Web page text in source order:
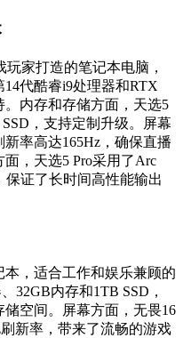
家打造的笔记本电脑，
代酷睿i9处理器和RTX
。内存和存储方面，天选5
，支持定制升级。屏幕
率高达165Hz，确保直播
，天选5 Pro采用了Arc
证了长时间高性能输出
，适合工作和娱乐兼顾的
32GB内存和1TB SSD，
空间。屏幕方面，无畏16
新率，带来了流畅的游戏